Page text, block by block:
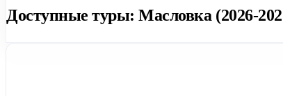
Доступные туры: Масловка (2026-